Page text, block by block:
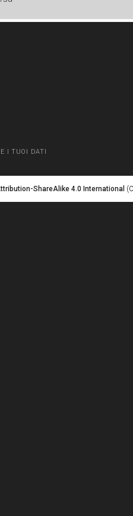
I TUOI DATI
ShareAlike 4.0 International